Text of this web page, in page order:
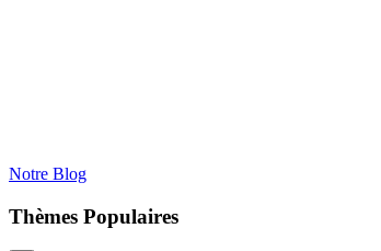
Notre Blog
Thèmes Populaires